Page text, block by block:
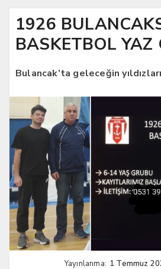
1926
BASKETBOL YAZ
Bulancak’ta geleceğin
Yayınlanma: 1 Temmuz